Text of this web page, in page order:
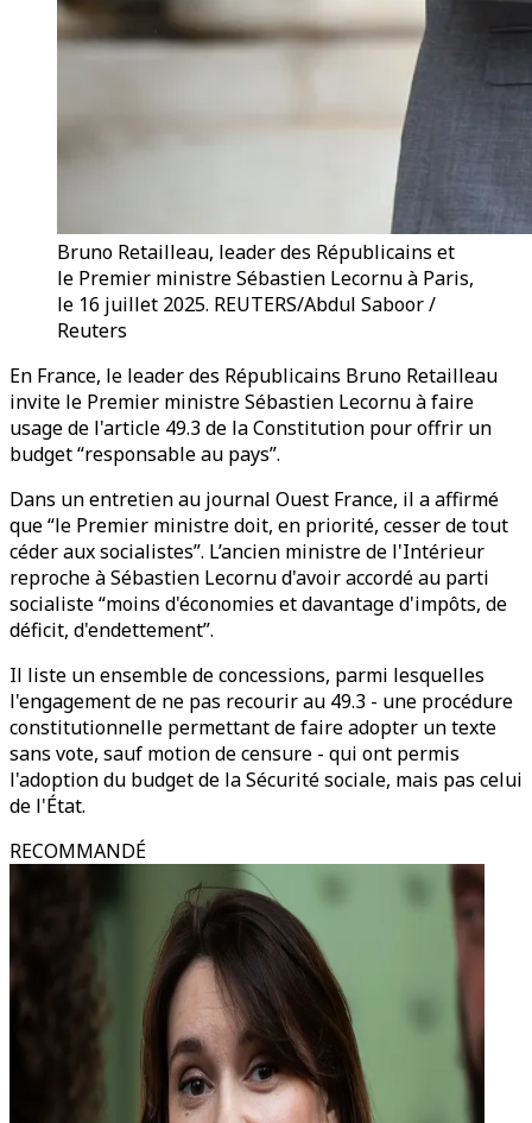
Bruno Retailleau, leader des Républicains et
le Premier ministre Sébastien Lecornu à Paris,
le 16 juillet 2025. REUTERS/Abdul Saboor /
Reuters
En France, le leader des Républicains Bruno Retailleau
invite le Premier ministre Sébastien Lecornu à faire
usage de l'article 49.3 de la Constitution pour offrir un
budget “responsable au pays”.
Dans un entretien au journal Ouest France, il a affirmé
que “le Premier ministre doit, en priorité, cesser de tout
céder aux socialistes”. L’ancien ministre de l'Intérieur
reproche à Sébastien Lecornu d'avoir accordé au parti
socialiste “moins d'économies et davantage d'impôts, de
déficit, d'endettement”.
Il liste un ensemble de concessions, parmi lesquelles
l'engagement de ne pas recourir au 49.3 - une procédure
constitutionnelle permettant de faire adopter un texte
sans vote, sauf motion de censure - qui ont permis
l'adoption du budget de la Sécurité sociale, mais pas celui
de l'État.
RECOMMANDÉ